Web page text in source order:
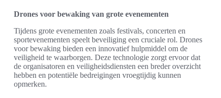
Drones voor bewaking van grote evenementen
Tijdens grote evenementen zoals festivals, concerten en
sportevenementen speelt beveiliging een cruciale rol. Drones
voor bewaking bieden een innovatief hulpmiddel om de
veiligheid te waarborgen. Deze technologie zorgt ervoor dat
de organisatoren en veiligheidsdiensten een breder overzicht
hebben en potentiële bedreigingen vroegtijdig kunnen
opmerken.